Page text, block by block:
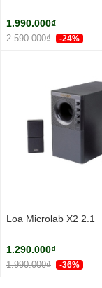
1.990.000₫
2.590.000₫ -24%
Loa Microlab X2 2.1
1.290.000₫
1.990.000₫ -36%